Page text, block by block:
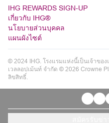
IHG REWARDS SIGN-UP
เกี่ยวกับ IHG®
นโยบายส่วนบุคคล
แผนผังไซต์
© 2024 IHG. โรงแรมแห่งนี้เป็นเจ้าข
เวลลอปเม้นท์ จำกัด © 2026 Crowne
ลิขสิทธิ์.